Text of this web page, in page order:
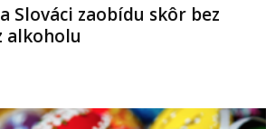
Slováci zaobídu skôr bez
alkoholu